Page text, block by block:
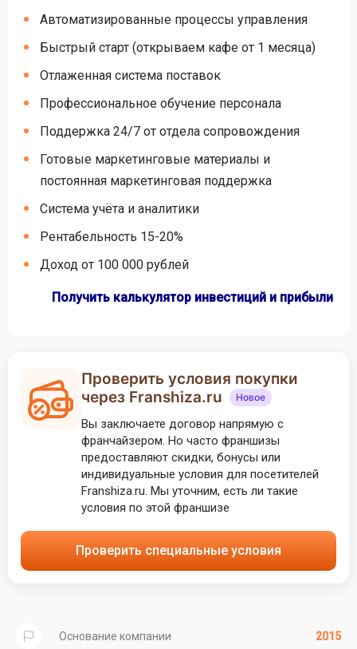
Автоматизированные процессы управления
Быстрый старт (открываем кафе от 1 месяца)
Отлаженная система поставок
Профессиональное обучение персонала
Поддержка 24/7 от отдела сопровождения
Готовые маркетинговые материалы и
постоянная маркетинговая поддержка
Система учёта и аналитики
Рентабельность 15-20%
Доход от 100 000 рублей
Получить калькулятор инвестиций и прибыли
Проверить условия покупки
через Franshiza.ru
Новое
Вы заключаете договор напрямую с
франчайзером. Но часто франшизы
предоставляют скидки, бонусы или
индивидуальные условия для посетителей
Franshiza.ru. Мы уточним, есть ли такие
условия по этой франшизе
Проверить специальные условия
Основание компании 2015